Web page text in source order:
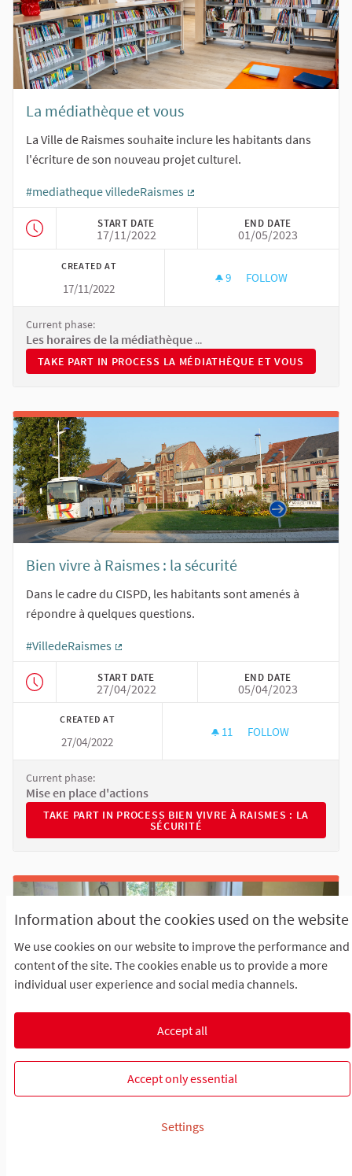
Information about the cookies used on the website
We use cookies on our website to improve the performance and
content of the site. The cookies enable us to provide a more
individual user experience and social media channels.
Accept all
Accept only essential
Settings
La médiathèque et vous
La Ville de Raismes souhaite inclure les habitants dans
l'écriture de son nouveau projet culturel.
#mediatheque villedeRaismes
START DATE
17/11/2022
END DATE
01/05/2023
CREATED AT
17/11/2022
9 9 FOLLOWERS
FOLLOW
Current phase:
Les horaires de la médiathèque ont changé
TAKE PART IN PROCESS LA MÉDIATHÈQUE ET VOUS
TAKE PART IN PROCESS LA MÉDIATHÈQUE ET VOUS
Bien vivre à Raismes : la sécurité
Dans le cadre du CISPD, les habitants sont amenés à
répondre à quelques questions.
#VilledeRaismes
START DATE
27/04/2022
END DATE
05/04/2023
CREATED AT
27/04/2022
11 11 FOLLOWERS
FOLLOW
Current phase:
Mise en place d'actions
TAKE PART IN PROCESS BIEN VIVRE À RAISMES : LA
TAKE PART IN PROCESS BIEN VIVRE À RAISMES : LA
SÉCURITÉ
Le marathon des idées
Trois, deux, un... Partez ! Le premier marathon des idées
a été lancé à Raismes samedi 16 octobre 20...
(External link)